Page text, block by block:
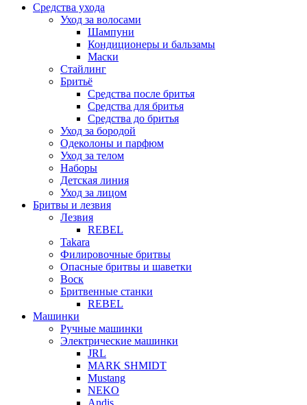
Средства ухода
Уход за волосами
Шампуни
Кондиционеры и бальзамы
Маски
Стайлинг
Бритьё
Средства после бритья
Средства для бритья
Средства до бритья
Уход за бородой
Одеколоны и парфюм
Уход за телом
Наборы
Детская линия
Уход за лицом
Бритвы и лезвия
Лезвия
REBEL
Takara
Филировочные бритвы
Опасные бритвы и шаветки
Воск
Бритвенные станки
REBEL
Машинки
Ручные машинки
Электрические машинки
JRL
MARK SHMIDT
Mustang
NEKO
Andis